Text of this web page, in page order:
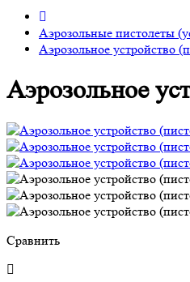
Аэрозольные пистолеты
Аэрозольное устройство
Аэрозольное
Сравнить